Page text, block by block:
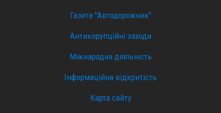
Газета "Автодорожник"
Антикорупційні заходи
Міжнародна діяльність
Інформаційна відкритість
Карта сайту